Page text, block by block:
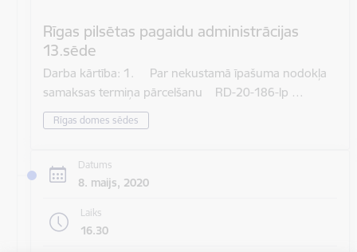
Rīgas pilsētas pagaidu administrācijas
13.sēde
Darba kārtība: 1. Par nekustamā īpašuma nodokļa
samaksas termiņa pārcelšanu RD-20-186-lp …
Rīgas domes sēdes
Datums
8. maijs, 2020
Laiks
16.30